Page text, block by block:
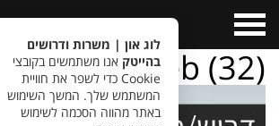
Menu
(32)
לוג און | משרות ודרושים
בהייטק אנו משתמשים בקובצי
Cookie כדי לשפר את חוויית
המשתמש שלך. המשך השימוש
באתר מהווה הסכמה לשימוש